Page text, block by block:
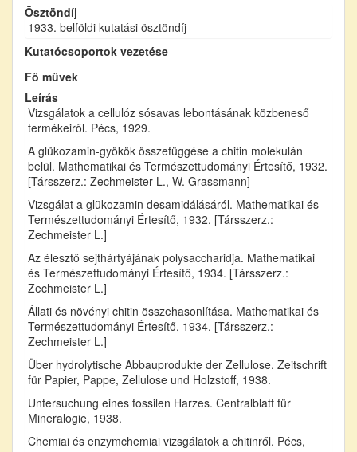
Ösztöndíj
1933. belföldi kutatási ösztöndíj
Kutatócsoportok vezetése
Fő művek
Leírás
Vizsgálatok a cellulóz sósavas lebontásának közbeneső
termékeiről. Pécs, 1929.
A glükozamin-gyökök összefüggése a chitin molekulán
belül. Mathematikai és Természettudományi Értesítő, 1932.
[Társszerz.: Zechmeister L., W. Grassmann]
Vizsgálat a glükozamin desamidálásáról. Mathematikai és
Természettudományi Értesítő, 1932. [Társszerz.:
Zechmeister L.]
Az élesztő sejthártyájának polysaccharidja. Mathematikai
és Természettudományi Értesítő, 1934. [Társszerz.:
Zechmeister L.]
Állati és növényi chitin összehasonlítása. Mathematikai és
Természettudományi Értesítő, 1934. [Társszerz.:
Zechmeister L.]
Über hydrolytische Abbauprodukte der Zellulose. Zeitschrift
für Papier, Pappe, Zellulose und Holzstoff, 1938.
Untersuchung eines fossilen Harzes. Centralblatt für
Mineralogie, 1938.
Chemiai és enzymchemiai vizsgálatok a chitinről. Pécs,